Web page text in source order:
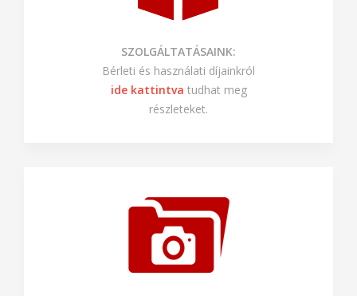
SZOLGÁLTATÁSAINK:
Bérleti és használati díjainkról
ide kattintva tudhat meg
részleteket.